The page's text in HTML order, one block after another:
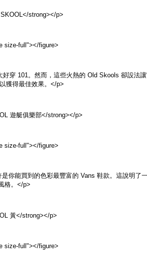
strong></p>
size-full"></figure>
穿 101。然而，這些火熱的 Old Skools 卻設法
獲得最佳效果。</p>
遊艇俱樂部</strong></p>
size-full"></figure>
你能買到的色彩最豐富的 Vans 鞋款。這說明
格。</p>
黃</strong></p>
size-full"></figure>